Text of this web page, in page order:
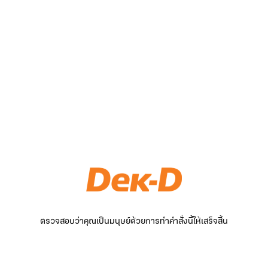
ตรวจสอบว่าคุณเป็นมนุษย์ด้วยการทำคำสั่งนี้ให้เสร็จสิ้น